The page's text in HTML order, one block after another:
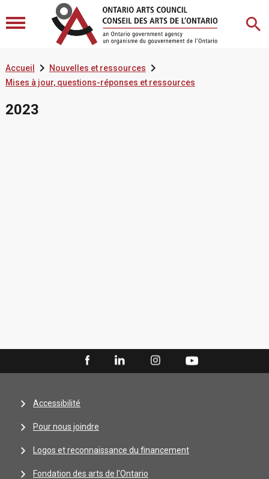
Accueil  Nouvelles et ressources
Mises à jour, questions-réponses et ressources
2023
Accessibilité
Pour nous joindre
Logos et reconnaissance du financement
Fondation des arts de l'Ontario